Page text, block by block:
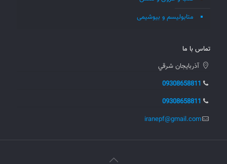
متابولیسم و بیوشیمی
تماس با ما
آذربايجان شرقي
09308658811
09308658811
iranepf@gmail.com